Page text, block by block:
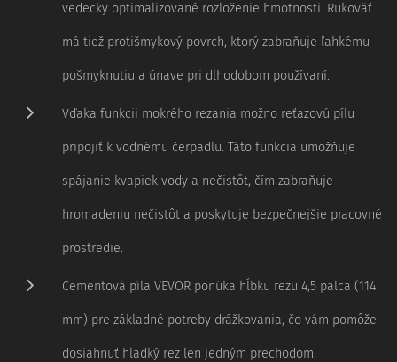
vedecky optimalizované rozloženie hmotnosti. Rukoväť
má tiež protišmykový povrch, ktorý zabraňuje ľahkému
pošmyknutiu a únave pri dlhodobom používaní.
Vďaka funkcii mokrého rezania možno reťazovú pílu
pripojiť k vodnému čerpadlu. Táto funkcia umožňuje
spájanie kvapiek vody a nečistôt, čím zabraňuje
hromadeniu nečistôt a poskytuje bezpečnejšie pracovné
prostredie.
Cementová píla VEVOR ponúka hĺbku rezu 4,5 palca (114
mm) pre základné potreby drážkovania, čo vám pomôže
dosiahnuť hladký rez len jedným prechodom.